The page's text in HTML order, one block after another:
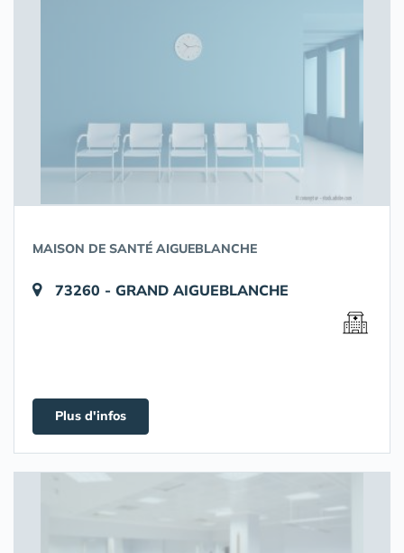
MAISON DE SANTÉ AIGUEBLANCHE
73260 - GRAND AIGUEBLANCHE
Plus d'infos